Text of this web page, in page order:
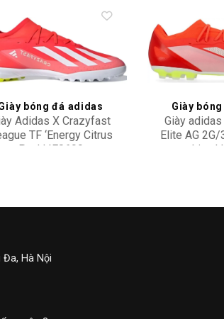
Add to
wishlist
bóng đá adidas
Adidas X Crazyfast
TF ‘Energy Citrus
Pack’ IF0699
Giày
Giày
Elite AG 2G/
Lime’
Đa, Hà Nội